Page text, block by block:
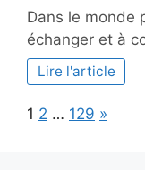
Dans le monde
échanger et à
Lire l'article
Page:
1 2 … 129 Next
»